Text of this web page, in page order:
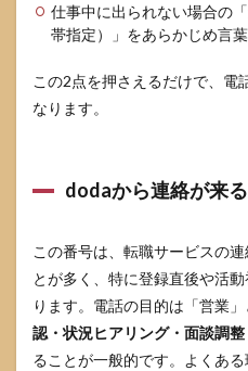
の着信
拒否手
5.3
Android
に関するよ
くある質問
登録
して
いな
仕事中に出られない場合の
帯指定）」をあらかじめ言
この2点を押さえるだけで、電
なります。
dodaから連絡が来
この番号は、転職サービスの
とが多く、特に登録直後や活
ります。電話の目的は「営業」
認・状況ヒアリング・面談調
ることが一般的です。よくあ